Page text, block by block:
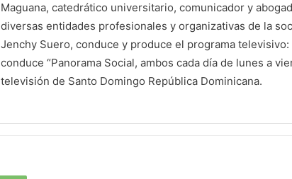
Maguana, catedrático universitario, comunicador y
diversas entidades profesionales y organizativas de la
Jenchy Suero, conduce y produce el programa televisivo:
conduce “Panorama Social, ambos cada día de lunes a
televisión de Santo Domingo República Dominicana.